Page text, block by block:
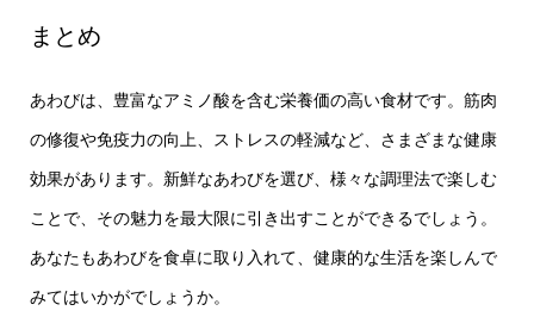
まとめ
あわびは、豊富なアミノ酸を含む栄養価の高い食材です。筋肉
の修復や免疫力の向上、ストレスの軽減など、さまざまな健康
効果があります。新鮮なあわびを選び、様々な調理法で楽しむ
ことで、その魅力を最大限に引き出すことができるでしょう。
あなたもあわびを食卓に取り入れて、健康的な生活を楽しんで
みてはいかがでしょうか。